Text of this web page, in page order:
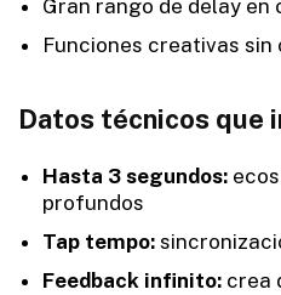
Gran rango de delay
Funciones creativas
Datos técnicos que
Hasta 3 segundos:
profundos
Tap tempo:
Feedback infinito: crea